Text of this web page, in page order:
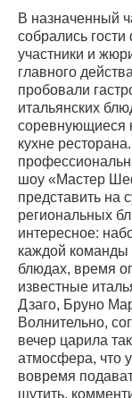
В назначенный
собрались
участники и
главного
пробовали
итальянских
соревнующиеся
кухне
шоу «Мастер
представить на
региональных
интересное:
каждой команды
блюдах, время
известные
Дзаго, Бруно
Волнительно,
вечер царила
атмосфера, что
вовремя
шутить,